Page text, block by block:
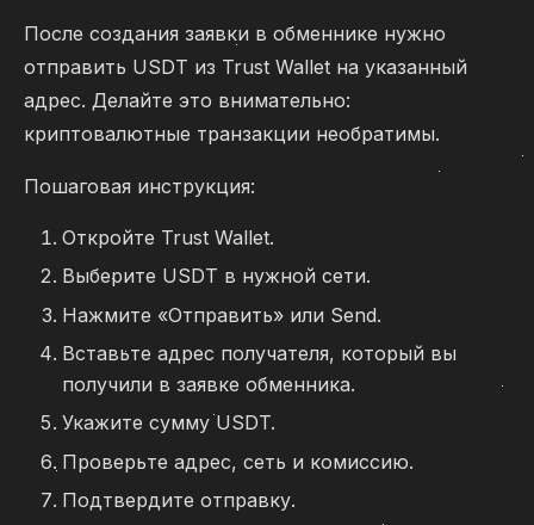
После создания заявки в обменнике нужно
отправить USDT из Trust Wallet на указанный
адрес. Делайте это внимательно:
криптовалютные транзакции необратимы.
Пошаговая инструкция:
Откройте Trust Wallet.
Выберите USDT в нужной сети.
Нажмите «Отправить» или Send.
Вставьте адрес получателя, который вы
получили в заявке обменника.
Укажите сумму USDT.
Проверьте адрес, сеть и комиссию.
Подтвердите отправку.